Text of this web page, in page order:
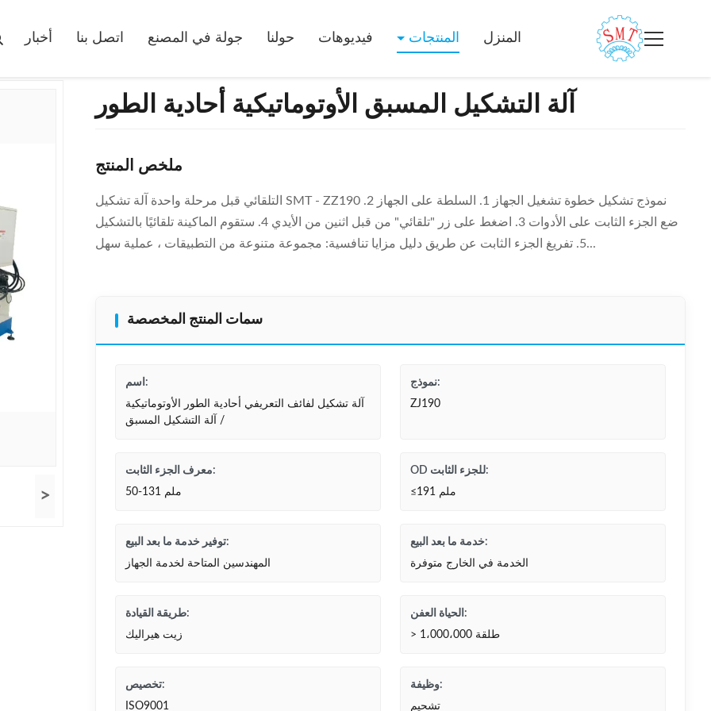
المنزل المنتجات فيديوهات حولنا جولة في المصنع اتصل بنا أخبار
>
آلة التشكيل المسبق الأوتوماتيكية أحادية الطور
ملخص المنتج
التلقائي قبل مرحلة واحدة آلة تشكيل SMT - ZZ190 نموذج تشكيل خطوة تشغيل الجهاز 1. السلطة على الجهاز 2.
ضع الجزء الثابت على الأدوات 3. اضغط على زر "تلقائي" من قبل اثنين من الأيدي 4. ستقوم الماكينة تلقائيًا بالتشكيل
5. تفريغ الجزء الثابت عن طريق دليل مزايا تنافسية: مجموعة متنوعة من التطبيقات ، عملية سهل...
سمات المنتج المخصصة
اسم:
آلة تشكيل لفائف التعريفي أحادية الطور الأوتوماتيكية
/ آلة التشكيل المسبق
نموذج:
ZJ190
معرف الجزء الثابت:
50-131 ملم
OD للجزء الثابت:
≤191 ملم
توفير خدمة ما بعد البيع:
المهندسين المتاحة لخدمة الجهاز
خدمة ما بعد البيع:
الخدمة في الخارج متوفرة
طريقة القيادة:
زيت هيراليك
الحياة العفن:
> 1،000،000 طلقة
تخصيص:
ISO9001
وظيفة:
تشحيم